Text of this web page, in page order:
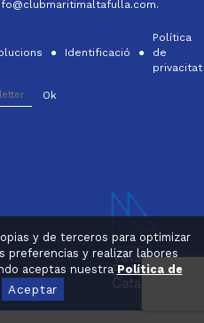
y de terceros para optimizar
preferencias y realizar labores
aceptas nuestra Política de
Aceptar
Identificació
Política
de
privacitat